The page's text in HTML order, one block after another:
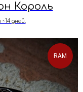
Король
дней.
RAM